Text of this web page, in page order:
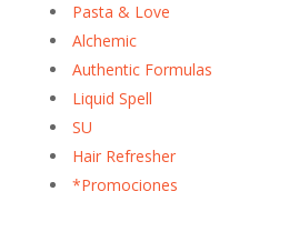
Pasta & Love
Alchemic
Authentic Formulas
Liquid Spell
SU
Hair Refresher
*Promociones